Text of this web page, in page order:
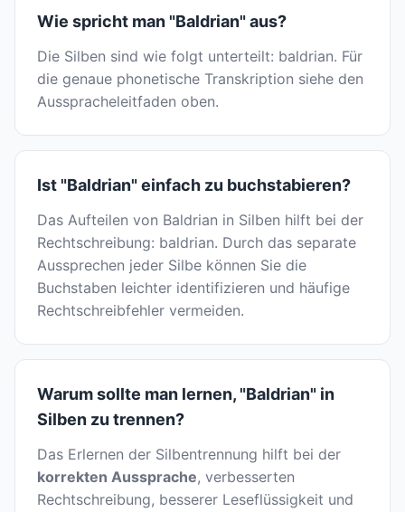
Wie spricht man "Baldrian" aus?
Die Silben sind wie folgt unterteilt: baldrian. Für
die genaue phonetische Transkription siehe den
Ausspracheleitfaden oben.
Ist "Baldrian" einfach zu buchstabieren?
Das Aufteilen von Baldrian in Silben hilft bei der
Rechtschreibung: baldrian. Durch das separate
Aussprechen jeder Silbe können Sie die
Buchstaben leichter identifizieren und häufige
Rechtschreibfehler vermeiden.
Warum sollte man lernen, "Baldrian" in
Silben zu trennen?
Das Erlernen der Silbentrennung hilft bei der
korrekten Aussprache, verbesserten
Rechtschreibung, besserer Leseflüssigkeit und